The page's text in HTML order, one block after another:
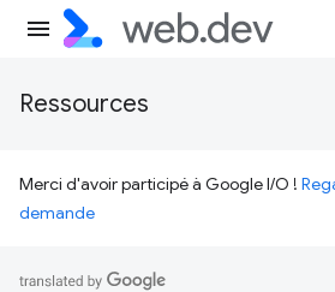
Ressources
Merci d'avoir participé à Google I/O !
demande